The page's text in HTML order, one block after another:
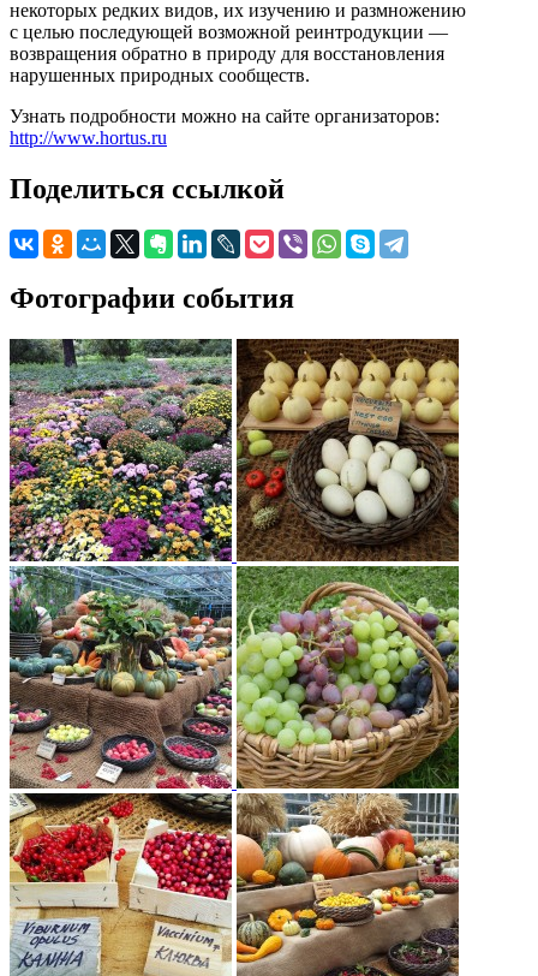
некоторых редких видов, их изучению и размножению
с целью последующей возможной реинтродукции —
возвращения обратно в природу для восстановления
нарушенных природных сообществ.
Узнать подробности можно на сайте организаторов:
http://www.hortus.ru
Поделиться ссылкой
Фотографии события